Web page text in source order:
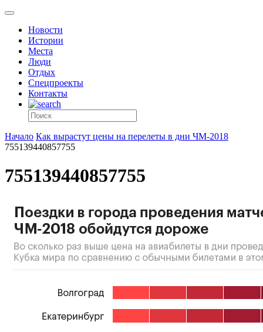
Новости
Истории
Места
Люди
Отдых
Спецпроекты
Контакты
Начало Как вырастут цены на перелеты в дни ЧМ-2018
755139440857755
755139440857755